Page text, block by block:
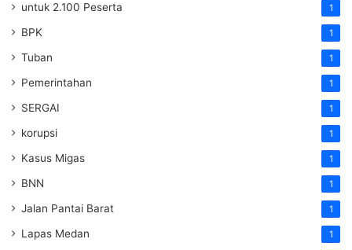
untuk 2.100 Peserta 1
BPK 1
Tuban 1
Pemerintahan 1
SERGAI 1
korupsi 1
Kasus Migas 1
BNN 1
Jalan Pantai Barat 1
Lapas Medan 1